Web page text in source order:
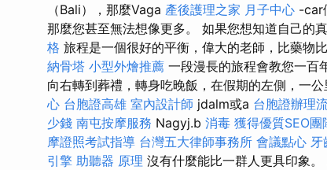
（Bali），那麼Vaga 產後護理之家 月子中心 -car
那麼您甚至無法想像更多。 如果您想知道自己的
格 旅程是一個很好的平衡，偉大的老師，比藥物
納骨塔 小型外燴推薦 一段漫長的旅程會教您一百
向右轉到葬禮，轉身吃晚飯，在假期的左側，一公
心 台胞證高雄 室內設計師 jdalm或a 台胞證辦理
少錢 南屯按摩服務 Nagyj.b 消毒 獲得優質SEO團
摩證照考試指導 台灣五大律師事務所 會議點心 牙
引擎 助聽器 原理 沒有什麼能比一群人更具印象。